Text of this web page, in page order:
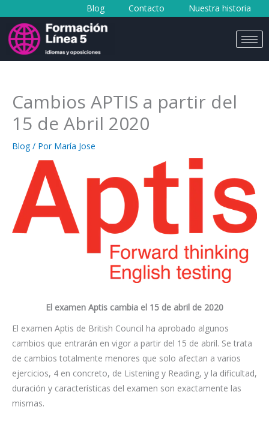
contenido
Blog Contacto Nuestra historia
Cambios APTIS a partir del
15 de Abril 2020
Blog/ Por María Jose
El examen Aptis cambia el 15 de abril de 2020
El examen Aptis de British Council ha aprobado algunos
cambios que entrarán en vigor a partir del 15 de abril. Se trata
de cambios totalmente menores que solo afectan a varios
ejercicios, 4 en concreto, de Listening y Reading, y la dificultad,
duración y características del examen son exactamente las
mismas.